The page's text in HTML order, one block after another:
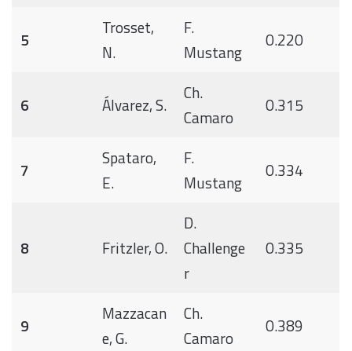
5
Trosset,
N.
F.
Mustang
0.220
6 Álvarez, S.
Ch.
Camaro
0.315
7
Spataro,
E.
F.
Mustang
0.334
8 Fritzler, O.
D.
Challenge
r
0.335
9
Mazzacan
e, G.
Ch.
Camaro
0.389